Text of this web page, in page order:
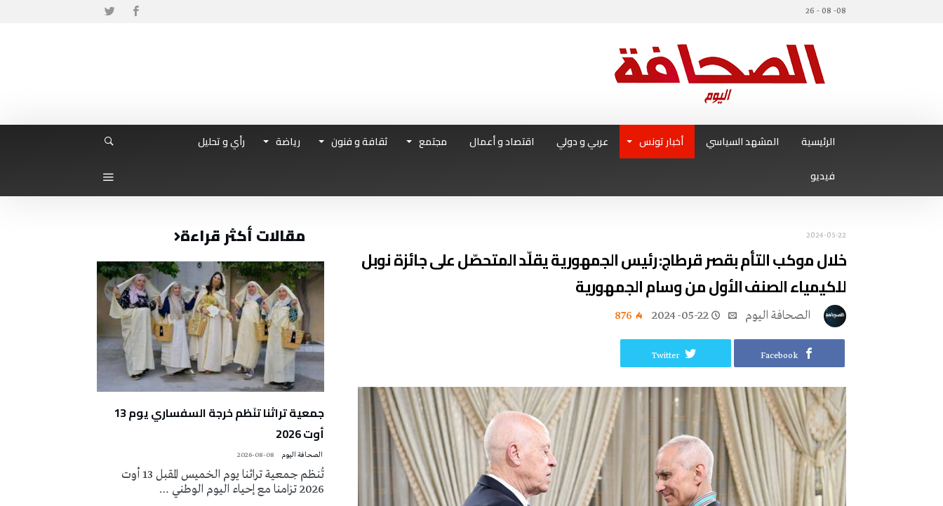
08- 08 - 26
الرئيسية المشهد السياسي أخبار تونس عربي و دولي اقتصاد و أعمال مجتمع ثقافة و فنون رياضة
رأي و تحليل
فيديو
2024-05-22
خلال موكب التأم بقصر قرطاج: رئيس الجمهورية يقلّد المتحصّل على جائزة نوبل
للكيمياء الصنف الأول من وسام الجمهورية
2024-05-22
876
Facebook
Twitter
مقالات أكثر قراءة
جمعية تراثنا تنَظم خرجة السفساري يوم 13
أوت 2026
2026-08-08
تُنظم جمعية تراثنا يوم الخميس المقبل 13 أوت
2026 تزامنا مع إحياء اليوم الوطني …